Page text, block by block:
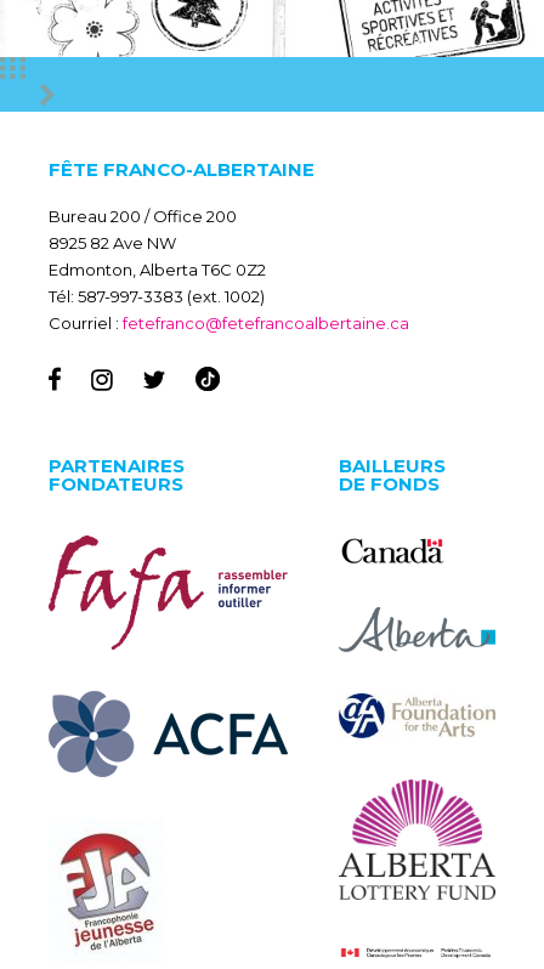
FÊTE FRANCO-ALBERTAINE
Bureau 200 / Office 200
8925 82 Ave NW
Edmonton, Alberta T6C 0Z2
Tél: 587-997-3383 (ext. 1002)
Courriel :fetefranco@fetefrancoalbertaine.ca
PARTENAIRES
FONDATEURS
BAILLEURS
DE FONDS